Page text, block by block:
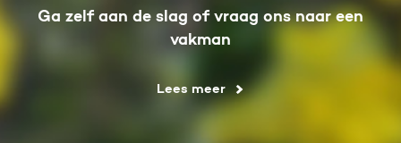
Ga zelf aan de slag of vraag ons naar een
vakman
Lees meer